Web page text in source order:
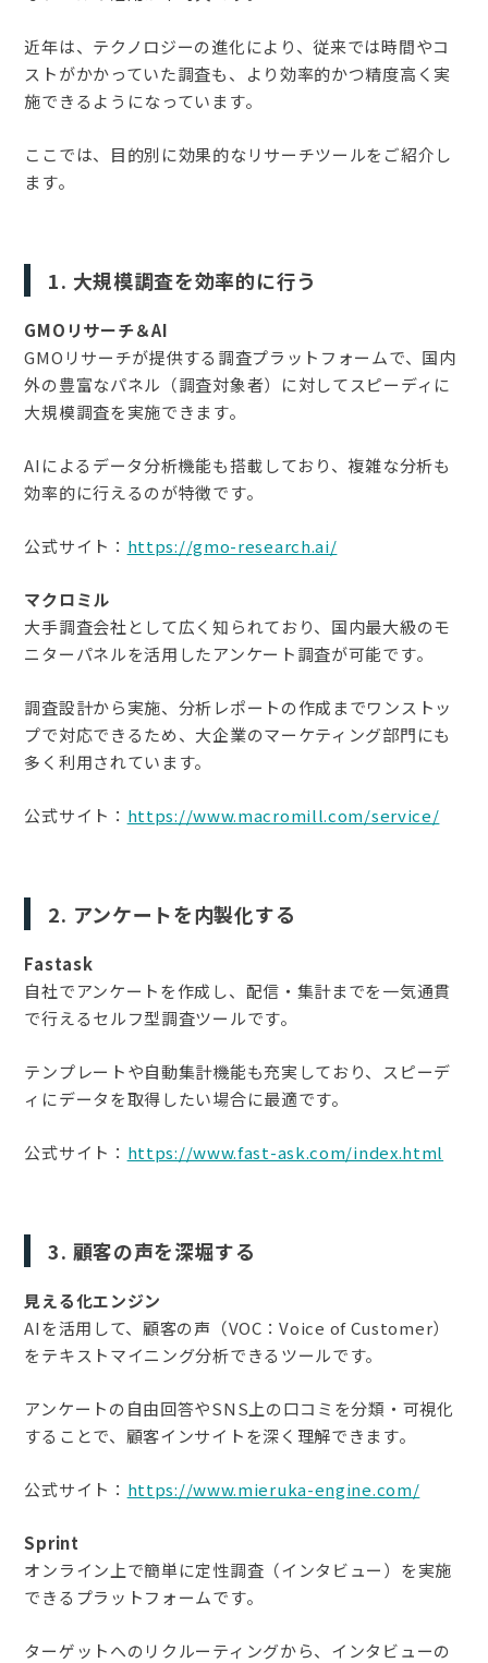
近年は、テクノロジーの進化により、従来では時間やコ
ストがかかっていた調査も、より効率的かつ精度高く実
施できるようになっています。
ここでは、目的別に効果的なリサーチツールをご紹介し
ます。
1. 大規模調査を効率的に行う
GMOリサーチ＆AI
GMOリサーチが提供する調査プラットフォームで、国内
外の豊富なパネル（調査対象者）に対してスピーディに
大規模調査を実施できます。
AIによるデータ分析機能も搭載しており、複雑な分析も
効率的に行えるのが特徴です。
公式サイト： https://gmo-research.ai/
マクロミル
大手調査会社として広く知られており、国内最大級のモ
ニターパネルを活用したアンケート調査が可能です。
調査設計から実施、分析レポートの作成までワンストッ
プで対応できるため、大企業のマーケティング部門にも
多く利用されています。
公式サイト： https://www.macromill.com/service/
2. アンケートを内製化する
Fastask
自社でアンケートを作成し、配信・集計までを一気通貫
で行えるセルフ型調査ツールです。
テンプレートや自動集計機能も充実しており、スピーデ
ィにデータを取得したい場合に最適です。
公式サイト： https://www.fast-ask.com/index.html
3. 顧客の声を深堀する
見える化エンジン
AIを活用して、顧客の声（VOC：Voice of Customer）
をテキストマイニング分析できるツールです。
アンケートの自由回答やSNS上の口コミを分類・可視化
することで、顧客インサイトを深く理解できます。
公式サイト： https://www.mieruka-engine.com/
Sprint
オンライン上で簡単に定性調査（インタビュー）を実施
できるプラットフォームです。
ターゲットへのリクルーティングから、インタビューの